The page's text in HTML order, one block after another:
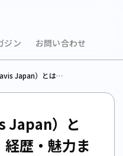
ジン お問い合わせ
川島如恵留（Travis Japan）とは？プロフィール・経歴・魅力まとめ
Japan）と
歴・魅力ま